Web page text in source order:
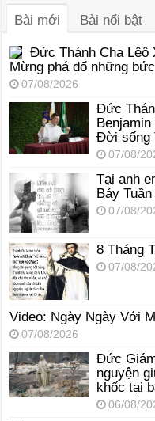
Bài mới
Bài nổi bật
Đức Thánh Cha Lêô
Mừng phá đổ những
07/08/2026
Đức
Đời sống
07/08/
Tại anh
Bảy
07/08/
8 Tháng
07/08/
Video: Ngày Ngày Với
07/08/2026
Đức
nguyện
khốc tại
06/08/